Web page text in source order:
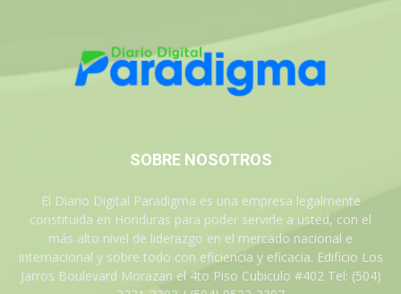
SOBRE NOSOTROS
El Diario Digital Paradigma es una empresa legalmente
constituida en Honduras para poder servirle a usted, con el
más alto nivel de liderazgo en el mercado nacional e
internacional y sobre todo con eficiencia y eficacia. Edificio Los
Jarros Boulevard Morazan el 4to Piso Cubiculo #402 Tel: (504)